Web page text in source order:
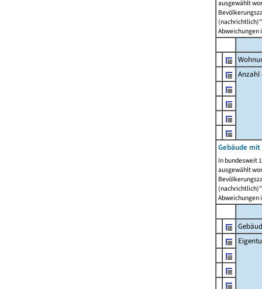
ausgewählt
Abweichungen
Anzahl
Gebäude
In bundesweit
ausgewählt
Abweichungen